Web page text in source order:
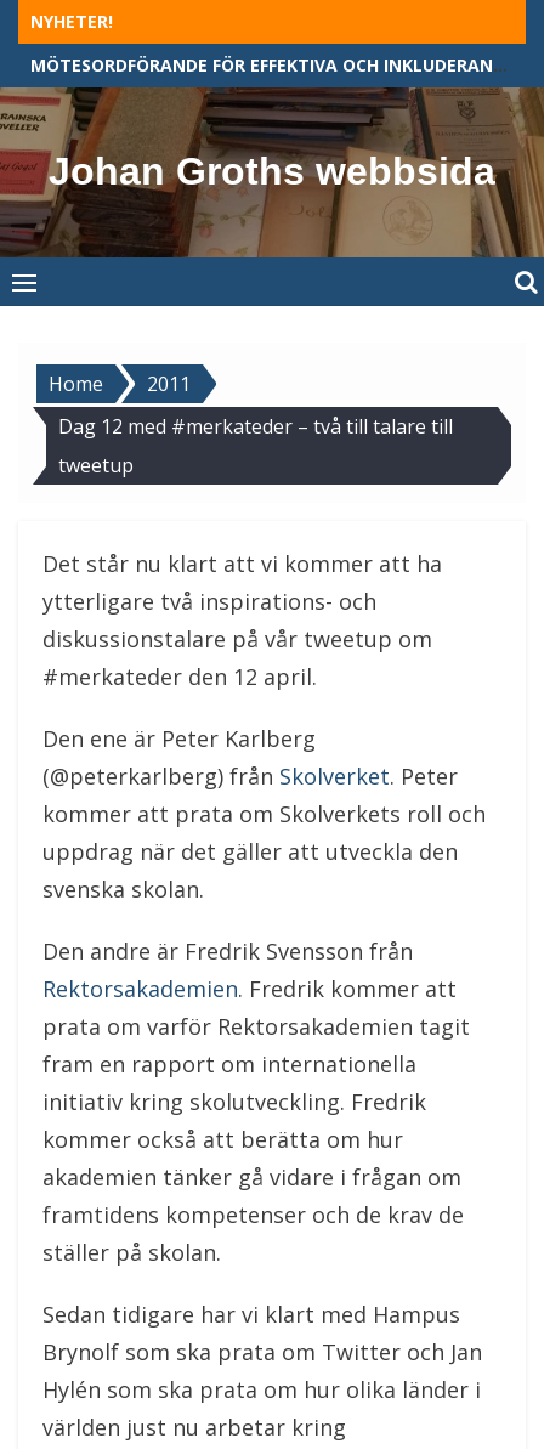
Skip
content
NYHETER!
MÖTESORDFÖRANDE FÖR EFFEKTIVA OCH INKLUDERANDE MÖTEN
Johan Groths webbsida
Home
2011
Dag 12 med #merkateder – två till talare till
tweetup
Det står nu klart att vi kommer att ha
ytterligare två inspirations- och
diskussionstalare på vår tweetup om
#merkateder den 12 april.
Den ene är Peter Karlberg
(@peterkarlberg) från Skolverket. Peter
kommer att prata om Skolverkets roll och
uppdrag när det gäller att utveckla den
svenska skolan.
Den andre är Fredrik Svensson från
Rektorsakademien. Fredrik kommer att
prata om varför Rektorsakademien tagit
fram en rapport om internationella
initiativ kring skolutveckling. Fredrik
kommer också att berätta om hur
akademien tänker gå vidare i frågan om
framtidens kompetenser och de krav de
ställer på skolan.
Sedan tidigare har vi klart med Hampus
Brynolf som ska prata om Twitter och Jan
Hylén som ska prata om hur olika länder i
världen just nu arbetar kring